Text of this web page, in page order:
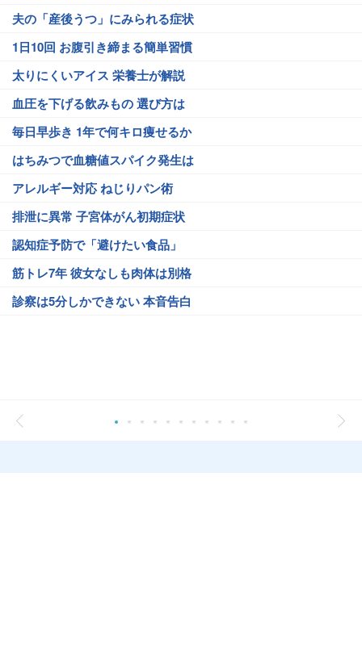
夫の「産後うつ」にみられる症状
1日10回 お腹引き締まる簡単習慣
太りにくいアイス 栄養士が解説
血圧を下げる飲みもの 選び方は
毎日早歩き 1年で何キロ痩せるか
はちみつで血糖値スパイク発生は
アレルギー対応 ねじりパン術
排泄に異常 子宮体がん初期症状
認知症予防で「避けたい食品」
筋トレ7年 彼女なしも肉体は別格
診察は5分しかできない 本音告白